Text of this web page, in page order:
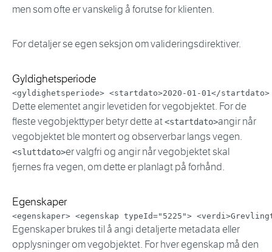
men som ofte er vanskelig å forutse for klienten.
For detaljer se egen seksjon om valideringsdirektiver.
Gyldighetsperiode
<gyldighetsperiode> <startdato>2020-01-01</startdato>
Dette elementet angir levetiden for vegobjektet. For de
fleste vegobjekttyper betyr dette at<startdato>angir når
vegobjektet ble montert og observerbar langs vegen.
<sluttdato>er valgfri og angir når vegobjektet skal
fjernes fra vegen, om dette er planlagt på forhånd.
Egenskaper
<egenskaper> <egenskap typeId=" 5225 "> <verdi>
Egenskaper brukes til å angi detaljerte metadata eller
opplysninger om vegobjektet. For hver egenskap må den